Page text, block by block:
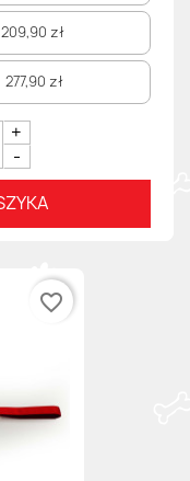
209,90 zł
277,90 zł
+
-
favorite_border